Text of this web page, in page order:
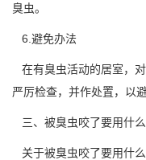
臭虫。
6.避免办法
在有臭虫活动的居室，
严厉检查，并作处置，以
三、被臭虫咬了要用什么
关于被臭虫咬了要用什